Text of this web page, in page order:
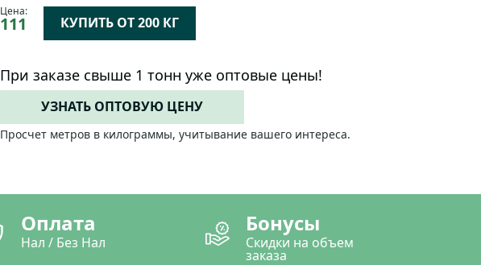
Цена:
111 КУПИТЬ ОТ 200 КГ
При заказе свыше 1 тонн уже оптовые цены!
УЗНАТЬ ОПТОВУЮ ЦЕНУ
Просчет метров в килограммы, учитывание вашего интереса.
Оплата
Нал / Без Нал
Бонусы
Скидки на объем
заказа